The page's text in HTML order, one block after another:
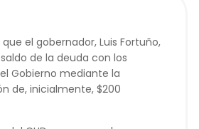
que el gobernador, Luis Fortuño,
de la deuda con los
Gobierno mediante la
de, inicialmente, $200